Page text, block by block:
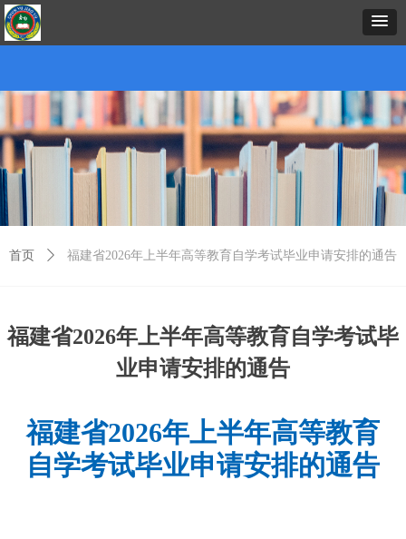
福建省2026年上半年高等教育自学考试毕
业申请安排的通告
福建省2026年上半年高等教育
自学考试毕业申请安排的通告
首页 ꄲ 福建省2026年上半年高等教育自学考试毕业申请安排的通告